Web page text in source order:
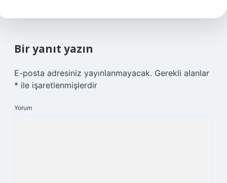
Bir yanıt yazın
E-posta adresiniz yayınlanmayacak. Gerekli alanlar
* ile işaretlenmişlerdir
Yorum